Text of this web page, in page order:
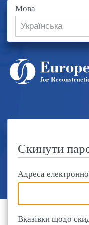
Перейти
основного
вмісту
Мова
Українська
Англійська
Srpski
Скинути
Адреса
Вказівки щодо